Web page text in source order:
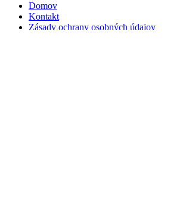
Domov
Kontakt
Zásady ochrany osobných údajov